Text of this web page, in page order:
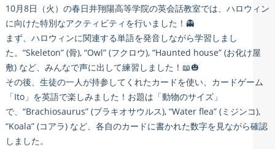
10月8日（火）の春日井翔陽高等学院の英会話教室では、ハロウィン
に向けた特別なアクティビティを行いました！👻
まず、ハロウィンに関連する単語を発音しながら学習しまし
た。“Skeleton” (骨), “Owl” (フクロウ), “Haunted house” (お化け屋
敷) など、みんなで声に出して練習しました！📖🎃
その後、生徒の一人が持参してくれたカードを使い、カードゲーム
「Ito」を英語で楽しみました！お題は「動物のサイズ」
で、“Brachiosaurus” (ブラキオサウルス), “Water flea” (ミジンコ),
“Koala” (コアラ) など、各自のカードに書かれた数字を見ながら確認
しました。